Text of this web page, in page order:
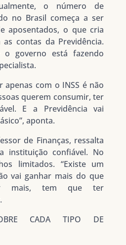
o número de
no Brasil começa a ser
aposentados, o que cria
contas da Previdência.
governo está fazendo
apenas com o INSS é não
querem consumir, ter
E a Previdência vai
aponta.
de Finanças, ressalta
instituição confiável. No
limitados. “Existe um
vai ganhar mais do que
mais, tem que ter
CADA TIPO DE